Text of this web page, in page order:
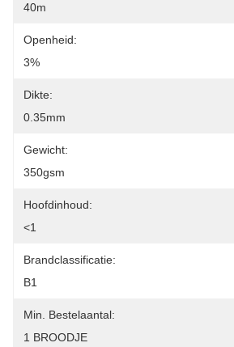
40m
Openheid:
3%
Dikte:
0.35mm
Gewicht:
350gsm
Hoofdinhoud:
<1
Brandclassificatie:
B1
Min. Bestelaantal:
1 BROODJE